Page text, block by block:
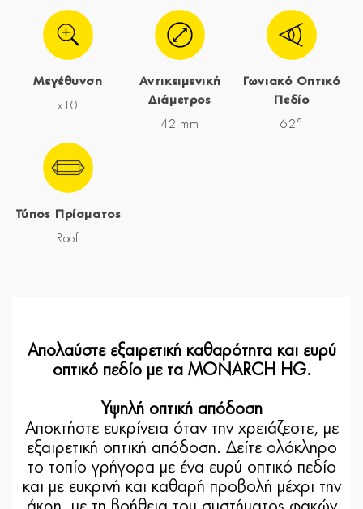
Μεγέθυνση
x10
Αντικειμενική
Διάμετρος
42 mm
Γωνιακό Οπτικό
Πεδίο
62°
Τύπος Πρίσματος
Roof
Απολαύστε εξαιρετική καθαρότητα και ευρύ
οπτικό πεδίο με τα MONARCH HG.
Υψηλή οπτική απόδοση
Αποκτήστε ευκρίνεια όταν την χρειάζεστε, με
εξαιρετική οπτική απόδοση. Δείτε ολόκληρο
το τοπίο γρήγορα με ένα ευρύ οπτικό πεδίο
και με ευκρινή και καθαρή προβολή μέχρι την